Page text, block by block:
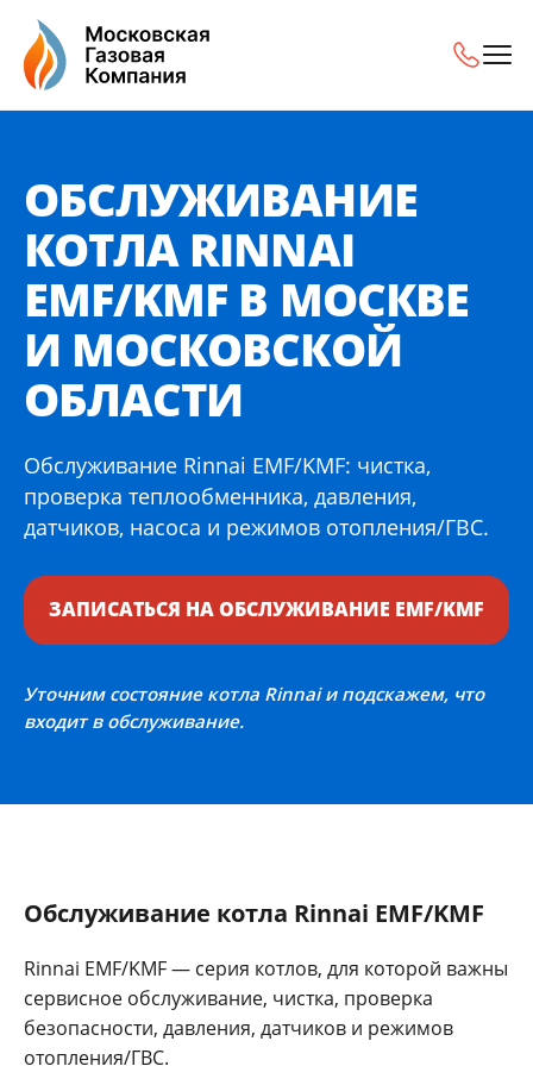
ОБСЛУЖИВАНИЕ
КОТЛА RINNAI
EMF/KMF В МОСКВЕ
И МОСКОВСКОЙ
ОБЛАСТИ
Обслуживание Rinnai EMF/KMF: чистка,
проверка теплообменника, давления,
датчиков, насоса и режимов отопления/ГВС.
ЗАПИСАТЬСЯ НА ОБСЛУЖИВАНИЕ EMF/KMF
Уточним состояние котла Rinnai и подскажем, что
входит в обслуживание.
Обслуживание котла Rinnai EMF/KMF
Rinnai EMF/KMF — серия котлов, для которой важны
сервисное обслуживание, чистка, проверка
безопасности, давления, датчиков и режимов
отопления/ГВС.